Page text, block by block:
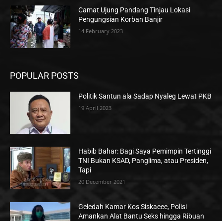
Camat Ujung Pandang Tinjau Lokasi
Pengungsian Korban Banjir
14 February 2023
POPULAR POSTS
Politik Santun ala Sadap Nyaleg Lewat PKB
19 April 2023
Habib Bahar: Bagi Saya Pemimpin Tertinggi
TNI Bukan KSAD, Panglima, atau Presiden,
Tapi
20 December 2021
Geledah Kamar Kos Siskaeee, Polisi
Amankan Alat Bantu Seks hingga Ribuan